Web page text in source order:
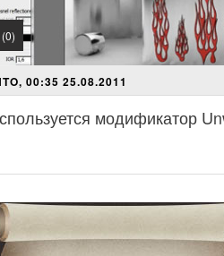
00:35 25.08.2011
модификатор